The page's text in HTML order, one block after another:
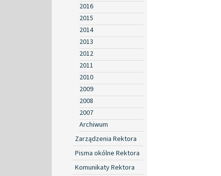
2016
2015
2014
2013
2012
2011
2010
2009
2008
2007
Archiwum
Zarządzenia Rektora
Pisma okólne Rektora
Komunikaty Rektora